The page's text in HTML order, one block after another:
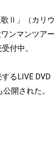
Ⅱ」（カリ
ンマンツア
付中。
るLIVE
開された。